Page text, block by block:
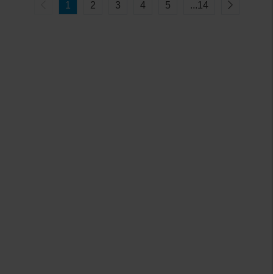
1 2 3 4 5 ...14